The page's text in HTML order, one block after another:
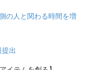
の人と関わる時間を増
出